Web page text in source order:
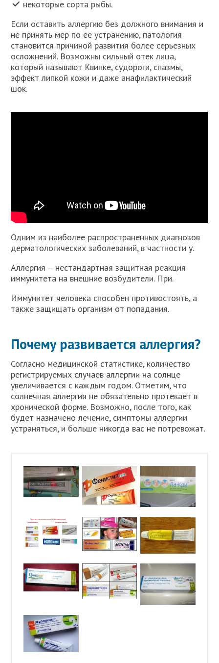
некоторые сорта рыбы.
Если оставить аллергию без должного внимания и
не принять мер по ее устранению, патология
становится причиной развития более серьезных
осложнений. Возможны сильный отек лица,
который называют Квинке, судороги, спазмы,
эффект липкой кожи и даже анафилактический
шок.
Одним из наиболее распространенных диагнозов
дерматологических заболеваний, в частности у.
Аллергия – нестандартная защитная реакция
иммунитета на внешние возбудители. При.
Иммунитет человека способен противостоять, а
также защищать организм от попадания.
Почему развивается аллергия?
Согласно медицинской статистике, количество
регистрируемых случаев аллергии на солнце
увеличивается с каждым годом. Отметим, что
солнечная аллергия не обязательно протекает в
хронической форме. Возможно, после того, как
будет назначено лечение, симптомы аллергии
устраняться, и больше никогда вас не потревожат.